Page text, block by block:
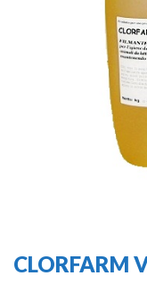
CLORFARM